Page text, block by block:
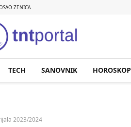
ZENICA
TECH SANOVNIK HOROSKOP
2023/2024